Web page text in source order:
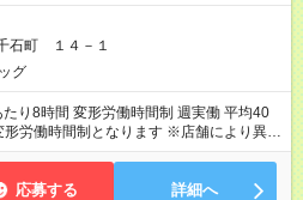
石町 １４－１
グ
り8時間 変形労働時間制 週実働 平均40
日あたり8時間 変
応募する 詳細へ